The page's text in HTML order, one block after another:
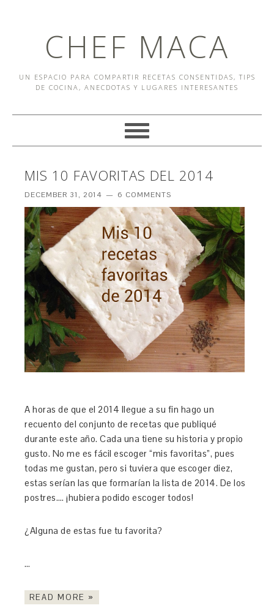
CHEF MACA
UN ESPACIO PARA COMPARTIR RECETAS CONSENTIDAS, TIPS
DE COCINA, ANECDOTAS Y LUGARES INTERESANTES
MIS 10 FAVORITAS DEL 2014
DECEMBER 31, 2014 6 COMMENTS
A horas de que el 2014 llegue a su fin hago un
recuento del conjunto de recetas que publiqué
durante este año. Cada una tiene su historia y propio
gusto. No me es fácil escoger “mis favoritas”, pues
todas me gustan, pero si tuviera que escoger diez,
estas serían las que formarían la lista de 2014. De los
postres…. ¡hubiera podido escoger todos!
¿Alguna de estas fue tu favorita?
…
READ MORE »